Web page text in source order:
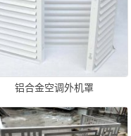
铝合金空调外机罩